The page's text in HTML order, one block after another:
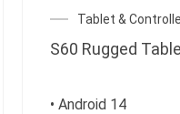
Tablet &
S60 Rugged
• Android 14